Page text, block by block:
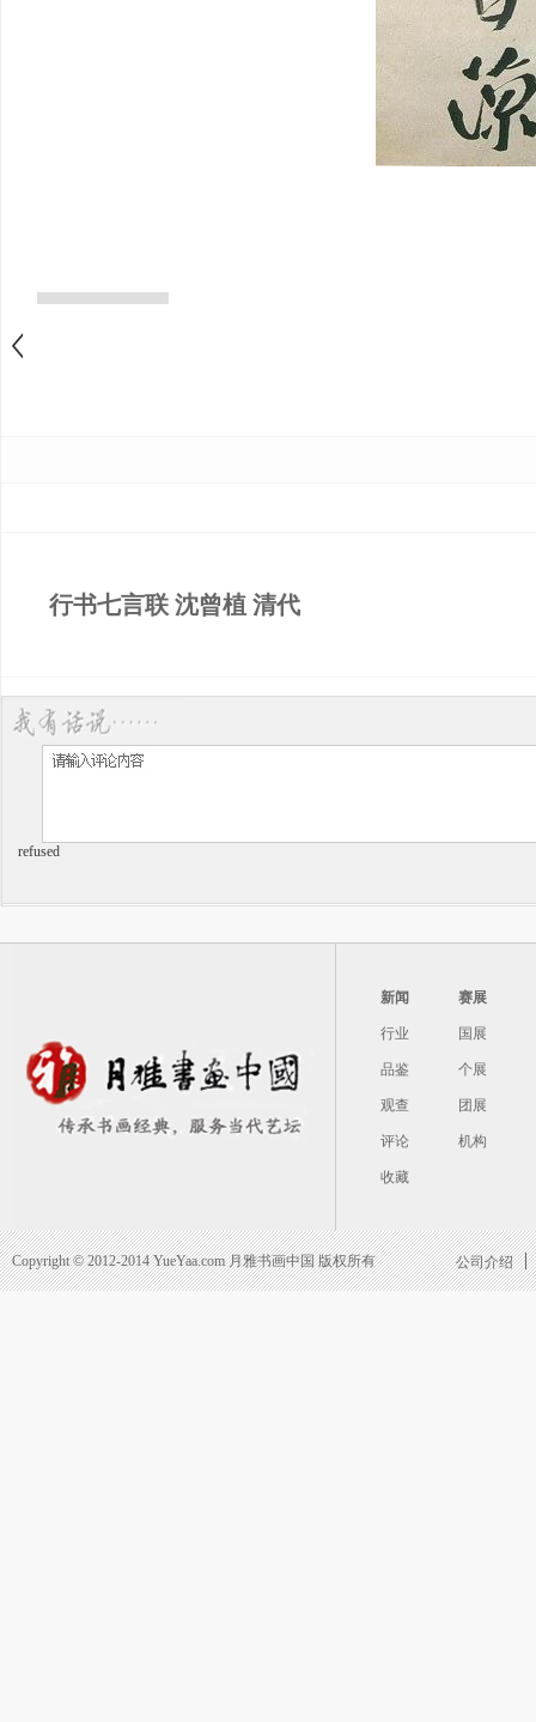
行书七言联 沈曾植 清代
refused
新闻
行业
品鉴
观查
评论
收藏
赛展
国展
个展
团展
机构
Copyright © 2012-2014 YueYaa.com 月雅书画中国 版权所有 公司介绍